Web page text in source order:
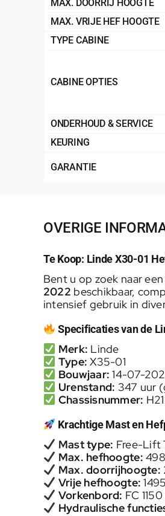
MAX. DOORRIJ HOOGTE
MAX. VRIJE HEF HOOGTE
TYPE CABINE
CABINE OPTIES
ONDERHOUD & SERVICE
KEURING
GARANTIE
OVERIGE
Te Koop: Linde X30-01
Bent u op zoek naar
2022 beschikbaar,
intensief gebruik in
Specificaties van de
Merk: Linde
Type: X35-01
Bouwjaar: 14-07-
Urenstand: 347 uur
Chassisnummer:
Krachtige Mast en
Mast type: Free-Lift
Max. hefhoogte:
Max. doorrijhoogte:
Vrije hefhoogte:
Vorkenbord: FC
Hydraulische